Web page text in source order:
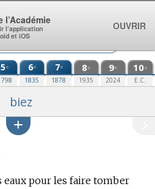
5e 6e
1835
7e
1878
8e
1935
9e
2024
10e
E.C.
biez
eaux pour les faire tomber
l’Académie
l’application
et iOS
OUVRIR